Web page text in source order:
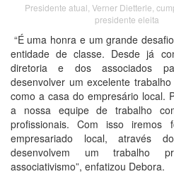
Presidente atual, Verner Dietterle,
presidente eleita
“É uma honra e um grande
entidade de classe. Desde já
diretoria e dos associados
desenvolver um excelente
como a casa do empresário local.
a nossa equipe de trabalho
profissionais. Com isso
empresariado local, através
desenvolvem um trabalho
associativismo”, enfatizou Debora.